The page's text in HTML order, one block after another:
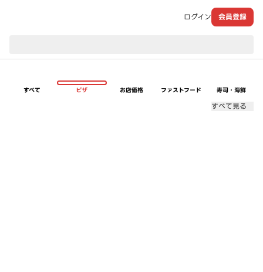
ログイン 会員登録
すべて ピザ お店価格 ファストフード 寿司・海鮮
すべて見る